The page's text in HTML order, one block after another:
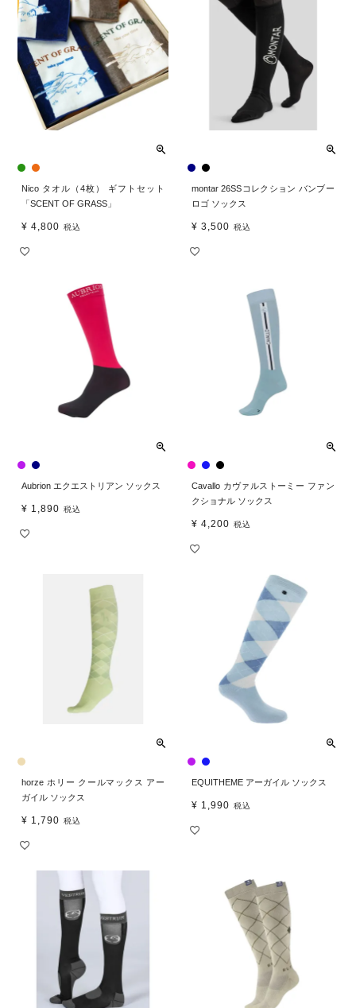
Nico タオル（4枚） ギフトセット
「SCENT OF GRASS」
¥ 4,800 税込
montar 26SSコレクション バンブー
ロゴ ソックス
¥ 3,500 税込
Aubrion エクエストリアン ソックス
¥ 1,890 税込
Cavallo カヴァルストーミー ファン
クショナル ソックス
¥ 4,200 税込
horze ホリー クールマックス アー
ガイル ソックス
¥ 1,790 税込
EQUITHEME アーガイル ソックス
¥ 1,990 税込